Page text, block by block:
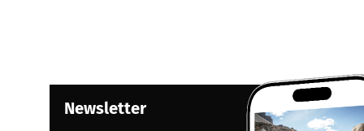
Newsletter